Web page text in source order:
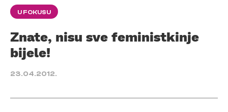
U FOKUSU
Znate, nisu sve feministkinje
bijele!
23.04.2012.